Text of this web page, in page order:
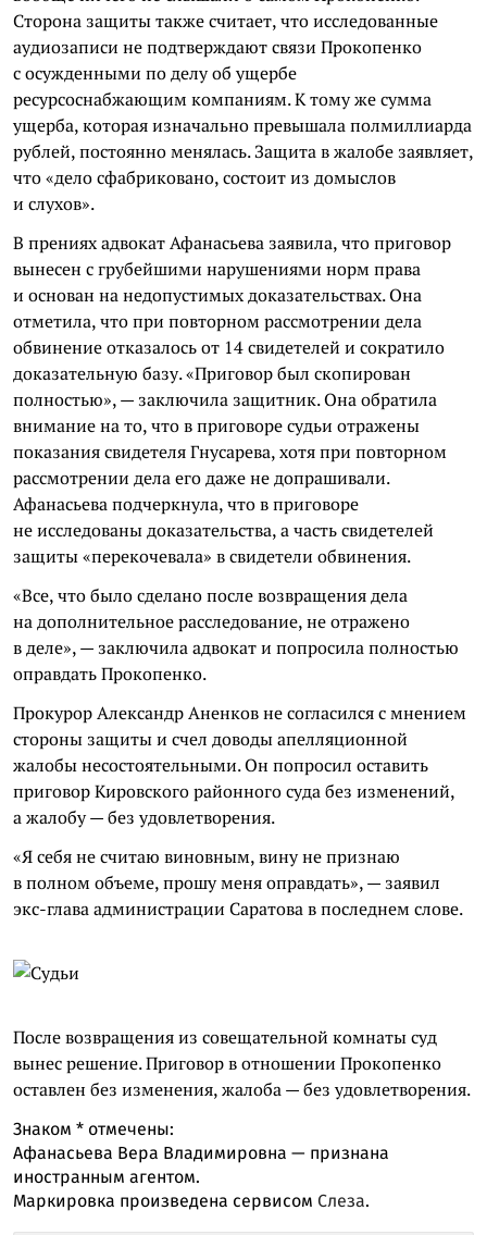
Сторона защиты также считает, что исследованные
аудиозаписи не подтверждают связи Прокопенко
с осужденными по делу об ущербе
ресурсоснабжающим компаниям. К тому же сумма
ущерба, которая изначально превышала полмиллиарда
рублей, постоянно менялась. Защита в жалобе заявляет,
что «дело сфабриковано, состоит из домыслов
и слухов».
В прениях адвокат Афанасьева заявила, что приговор
вынесен с грубейшими нарушениями норм права
и основан на недопустимых доказательствах. Она
отметила, что при повторном рассмотрении дела
обвинение отказалось от 14 свидетелей и сократило
доказательную базу. «Приговор был скопирован
полностью», — заключила защитник. Она обратила
внимание на то, что в приговоре судьи отражены
показания свидетеля Гнусарева, хотя при повторном
рассмотрении дела его даже не допрашивали.
Афанасьева подчеркнула, что в приговоре
не исследованы доказательства, а часть свидетелей
защиты «перекочевала» в свидетели обвинения.
«Все, что было сделано после возвращения дела
на дополнительное расследование, не отражено
в деле», — заключила адвокат и попросила полностью
оправдать Прокопенко.
Прокурор Александр Аненков не согласился с мнением
стороны защиты и счел доводы апелляционной
жалобы несостоятельными. Он попросил оставить
приговор Кировского районного суда без изменений,
а жалобу — без удовлетворения.
«Я себя не считаю виновным, вину не признаю
в полном объеме, прошу меня оправдать», — заявил
экс-глава администрации Саратова в последнем слове.
После возвращения из совещательной комнаты суд
вынес решение. Приговор в отношении Прокопенко
оставлен без изменения, жалоба — без удовлетворения.
Знаком * отмечены:
Афанасьева Вера Владимировна — признана
иностранным агентом.
Маркировка произведена сервисом Слеза.